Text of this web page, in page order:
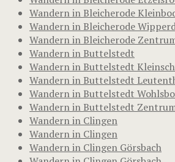
Wandern in Bleicherode
Wandern in Bleicherode
Wandern in Bleicherode
Wandern in Buttelstedt
Wandern in Buttelstedt
Wandern in Buttelstedt
Wandern in Buttelstedt
Wandern in Buttelstedt
Wandern in Clingen
Wandern in Clingen
Wandern in Clingen Görsbach